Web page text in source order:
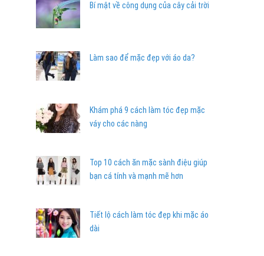
Bí mật về công dụng của cây cải trời
Làm sao để mặc đẹp với áo da?
Khám phá 9 cách làm tóc đẹp mặc
váy cho các nàng
Top 10 cách ăn mặc sành điệu giúp
bạn cá tính và mạnh mẽ hơn
Tiết lộ cách làm tóc đẹp khi mặc áo
dài